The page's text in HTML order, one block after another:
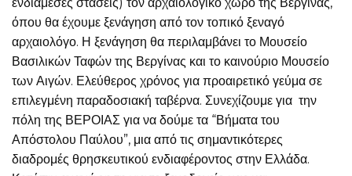
όπου θα έχουμε ξενάγηση από τον τοπικό ξεναγό
αρχαιολόγο. Η ξενάγηση θα περιλαμβάνει το Μουσείο
Βασιλικών Ταφών της Βεργίνας και το καινούριο Μουσείο
των Αιγών. Ελεύθερος χρόνος για προαιρετικό γεύμα σε
επιλεγμένη παραδοσιακή ταβέρνα. Συνεχίζουμε για την
πόλη της ΒΕΡΟΙΑΣ για να δούμε τα “Βήματα του
Απόστολου Παύλου”, μια από τις σημαντικότερες
διαδρομές θρησκευτικού ενδιαφέροντος στην Ελλάδα.